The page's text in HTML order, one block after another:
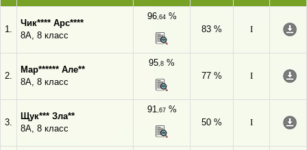
1.
Чик**** Арс****
8А, 8 класс
96,64%
83 %
I
2.
Мар****** Але**
8А, 8 класс
95,8 %
77 %
I
3.
Щук*** Зла**
8А, 8 класс
91,67%
50 %
I